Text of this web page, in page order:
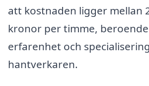
att kostnaden ligger mellan
kronor per timme,
erfarenhet och
hantverkaren.